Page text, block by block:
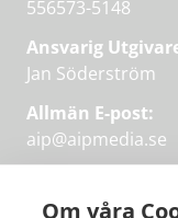
Om våra
556573-5148
Ansvarig
Jan Söderström
Allmän E-post:
aip@aipmedia.se
aip@flowyinfo.se